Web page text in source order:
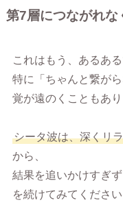
第7層につながれな
これはもう、あるある
特に「ちゃんと繋が
覚が遠のくこともあり
シータ波は、深くリ
から、
結果を追いかけすぎ
を続けてみてください